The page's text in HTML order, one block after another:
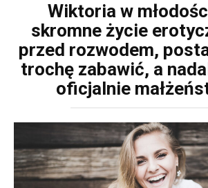
Wiktoria w
skromne życie
przed rozwodem,
trochę zabawić, a
oficjalnie